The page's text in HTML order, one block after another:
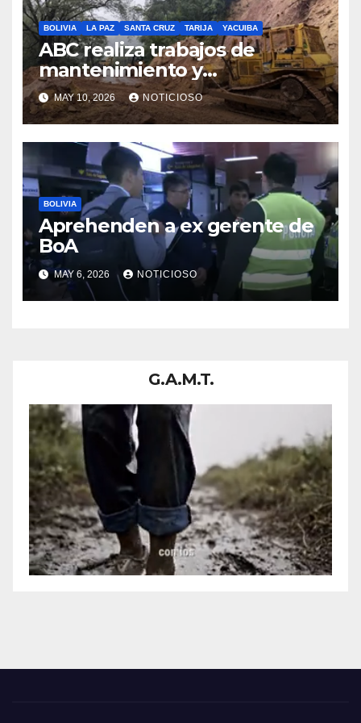
BOLIVIA LA PAZ SANTA CRUZ TARIJA YACUIBA
ABC realiza trabajos de
mantenimiento y
conservación vial en la ruta a
los Valles cruceños
MAY 10, 2026 NOTICIOSO
BOLIVIA
Aprehenden a ex gerente de
BoA
MAY 6, 2026 NOTICIOSO
G.A.M.T.